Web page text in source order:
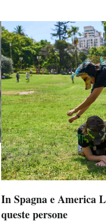
In Spagna e America
queste persone